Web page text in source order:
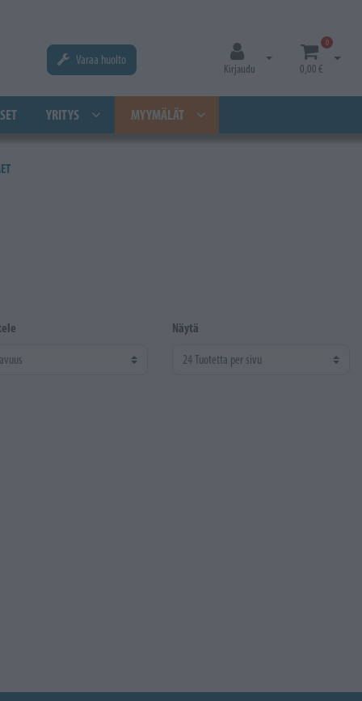
Varaa huolto
Kirjaudu
Avaa kirjautuminen
0
0,00 €
Avaa
YRITYS MYYMÄLÄT
Näytä